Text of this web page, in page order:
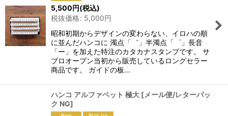
5,500円(税込)
税抜価格: 5,000円
昭和初期からデザインの変わらない、イロハの順
に並んだハンコに 濁点「゛」半濁点「゜」長音
「ー」を加えた特注のカタカナスタンプです。 サ
ブロオープン当初から販売しているロングセラー
商品です。 ガイドの板…
ハンコ アルファベット 極大 [メール便/レターパッ
ク NG]